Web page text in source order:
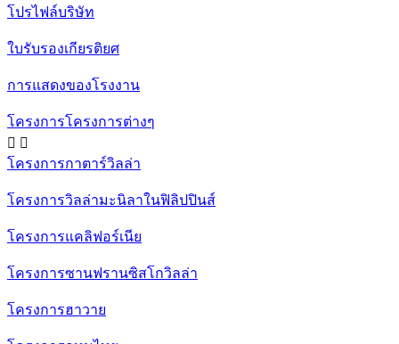
โปรไฟล์บริษัท
ใบรับรองเกียรติยศ
การแสดงของโรงงาน
โครงการโครงการต่างๆ
 
โครงการกาตาร์วิลล่า
โครงการวิลล่ามะนิลาในฟิลิปปินส์
โครงการแคลิฟอร์เนีย
โครงการซานฟรานซิสโกวิลล่า
โครงการฮาวาย